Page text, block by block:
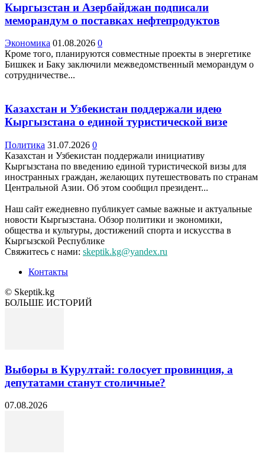
Кыргызстан и Азербайджан подписали
меморандум о поставках нефтепродуктов
Экономика 01.08.2026 0
Кроме того, планируются совместные проекты в энергетике
Бишкек и Баку заключили межведомственный меморандум о
сотрудничестве...
Казахстан и Узбекистан поддержали идею
Кыргызстана о единой туристической визе
Политика 31.07.2026 0
Казахстан и Узбекистан поддержали инициативу
Кыргызстана по введению единой туристической визы для
иностранных граждан, желающих путешествовать по странам
Центральной Азии. Об этом сообщил президент...
Наш сайт ежедневно публикует самые важные и актуальные
новости Кыргызстана. Обзор политики и экономики,
общества и культуры, достижений спорта и искусства в
Кыргызской Республике
Свяжитесь с нами: skeptik.kg@yandex.ru
Контакты
© Skeptik.kg
БОЛЬШЕ ИСТОРИЙ
Выборы в Курултай: голосует провинция, а
депутатами станут столичные?
07.08.2026